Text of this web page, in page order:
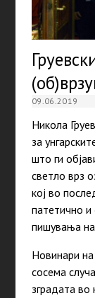
09.06.2019
Никола
за
што ги
светло врз
кој во
патетично и
пишувања
Новинари
сосема
зградата